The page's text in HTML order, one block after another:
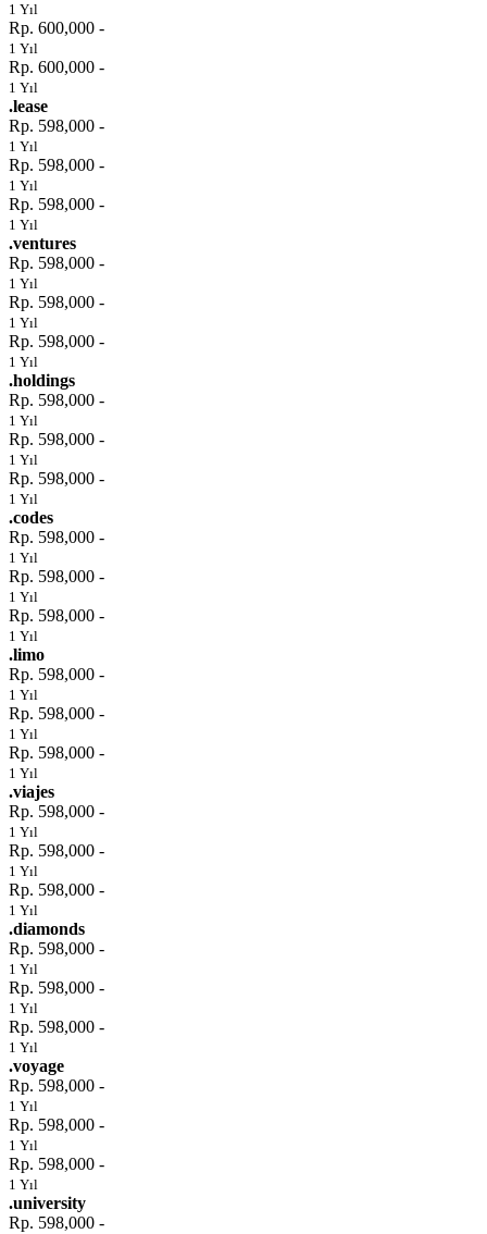
1 Yıl
Rp. 600,000 -
1 Yıl
Rp. 600,000 -
1 Yıl
.lease
Rp. 598,000 -
1 Yıl
Rp. 598,000 -
1 Yıl
Rp. 598,000 -
1 Yıl
.ventures
Rp. 598,000 -
1 Yıl
Rp. 598,000 -
1 Yıl
Rp. 598,000 -
1 Yıl
.holdings
Rp. 598,000 -
1 Yıl
Rp. 598,000 -
1 Yıl
Rp. 598,000 -
1 Yıl
.codes
Rp. 598,000 -
1 Yıl
Rp. 598,000 -
1 Yıl
Rp. 598,000 -
1 Yıl
.limo
Rp. 598,000 -
1 Yıl
Rp. 598,000 -
1 Yıl
Rp. 598,000 -
1 Yıl
.viajes
Rp. 598,000 -
1 Yıl
Rp. 598,000 -
1 Yıl
Rp. 598,000 -
1 Yıl
.diamonds
Rp. 598,000 -
1 Yıl
Rp. 598,000 -
1 Yıl
Rp. 598,000 -
1 Yıl
.voyage
Rp. 598,000 -
1 Yıl
Rp. 598,000 -
1 Yıl
Rp. 598,000 -
1 Yıl
.university
Rp. 598,000 -